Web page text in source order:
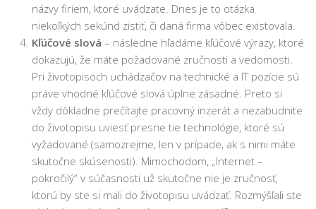
názvy firiem, ktoré uvádzate. Dnes je to otázka
niekoľkých sekúnd zistiť, či daná firma vôbec existovala.
Kľúčové slová – následne hľadáme kľúčové výrazy, ktoré
dokazujú, že máte požadované zručnosti a vedomosti.
Pri životopisoch uchádzačov na technické a IT pozície sú
práve vhodné kľúčové slová úplne zásadné. Preto si
vždy dôkladne prečítajte pracovný inzerát a nezabudnite
do životopisu uviesť presne tie technológie, ktoré sú
vyžadované (samozrejme, len v prípade, ak s nimi máte
skutočne skúsenosti). Mimochodom, „Internet –
pokročilý“ v súčasnosti už skutočne nie je zručnosť,
ktorú by ste si mali do životopisu uvádzať. Rozmýšľali ste